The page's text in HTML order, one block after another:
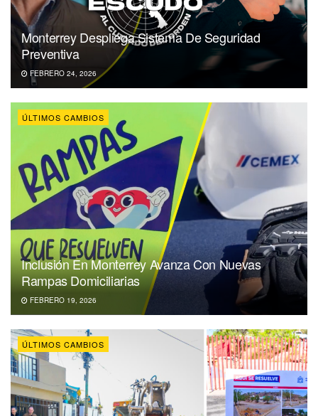
Monterrey Despliega Sistema De Seguridad
Preventiva
FEBRERO 24, 2026
ÚLTIMOS CAMBIOS
Inclusión En Monterrey Avanza Con Nuevas
Rampas Domiciliarias
FEBRERO 19, 2026
ÚLTIMOS CAMBIOS